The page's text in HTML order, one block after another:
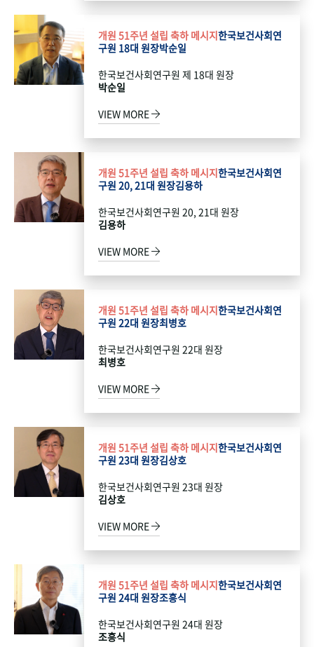
개원 51주년 설립 축하 메시지한국보건사회연
구원 18대 원장박순일
한국보건사회연구원 제 18대 원장
박순일
VIEW MORE
개원 51주년 설립 축하 메시지한국보건사회연
구원 20, 21대 원장김용하
한국보건사회연구원 20, 21대 원장
김용하
VIEW MORE
개원 51주년 설립 축하 메시지한국보건사회연
구원 22대 원장최병호
한국보건사회연구원 22대 원장
최병호
VIEW MORE
개원 51주년 설립 축하 메시지한국보건사회연
구원 23대 원장김상호
한국보건사회연구원 23대 원장
김상호
VIEW MORE
개원 51주년 설립 축하 메시지한국보건사회연
구원 24대 원장조흥식
한국보건사회연구원 24대 원장
조흥식